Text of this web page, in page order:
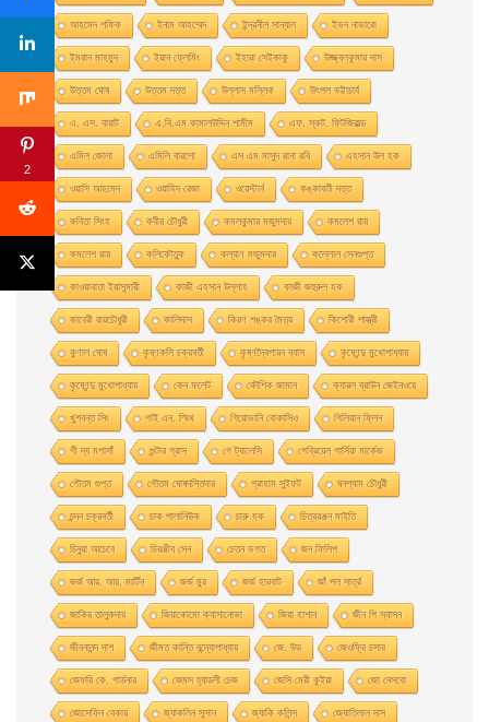
আহমেদ শফিক ইনাম আহম্মেদ ইন্দ্রনীল সান্যাল ইভন নাভারাে
ইমরান মাহমুদ ইয়ান ফ্লেমিং ইহারা সেইকাকু উজ্জ্বলকুমার দাস
উত্তম ঘােষ উত্তম দত্ত উল্লাস মল্লিক উৎপল ভট্টাচার্য
এ. এস. বায়াট এ.বি.এম কামালউদ্দিন শামীম এফ. স্কট. ফিটজিরাল্ড
এমিল জোলা এমিলি বারলো এস এম মাসুদ রানা রবি এহসান উল হক
ওয়াসি আহমেদ ওয়াহিদ রেজা ওয়েস্টার্ন কঙ্কাবতী দত্ত
কবিতা সিংহ কবীর চৌধুরী কমলকুমার মজুমদার কমলেশ রায়
কমলেশ রায় কলিকৌতুক কল্যাণ মজুমদার কল্লোল সেনগুপ্ত
কাওয়াবাতা ইয়াসুমারী কাজী এহসান উল্লাহ কাজী জহুরুল হক
কাবেরী রায়চৌধুরী কালিদাস কিরণ শঙ্কর মৈত্র কিশোরী শাস্ত্রী
কুণাল ঘোষ কৃষ্ণকলি চক্রবর্তী কৃষ্ণদ্বৈপায়ন ব্যাস কৃষ্ণেন্দু মুখােপাধ্যায়
কৃষ্ণেন্দু মুখোপাধ্যায় কেন ফলেট কৌশিক জামান ক্যারল ব্রাউন জেইনওয়ে
খুশবন্ত সিং গাই এন. স্মিথ গিয়ােভানি বােকাসিও গিলিয়ান ফ্লিন
গী দ্য মপাসাঁ গুন্টার গ্রাস গে ট্যালেসি গেব্রিয়েল গার্সিয়া মার্কেজ
গৌতম গুপ্ত গৌতম ঘোষদস্তিদার গ্রাহাম সুইফট ঘনশ্যাম চৌধুরী
চন্দন চক্রবর্তী চাক পালানিউক চারু হক চিত্ররঞ্জন মাইতি
চিনুয়া আচেবে চিরঞ্জীব সেন চেতন ভগত জন ফিলিপ
জর্জ আর. আর. মার্টিন জর্জ মুর জর্জ হারবাট জাঁ পল সার্ত্র
জাকির তালুকদার জিয়াকোমাে ক্যাসানােভা জিয়া হাশান জীন পি স্যাসন
জীবনানন্দ দাশ জীমত কান্তি বন্দ্যোপাধ্যায় জে. উড জেওফ্রি চসার
জেফরি কে. গার্ডনার জেমস হ্যাডলী চেজ জেসি মেরী কুইয়া জো নেসবো
জোসেফিন বেকার জ্যাকলিন সুসান জ্যাকি কলিন্স জ্যোতিলাল দাস
2